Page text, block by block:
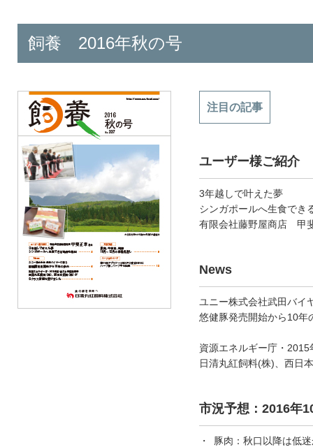
飼養 2016年秋の号
注目の記事
ユーザー様ご紹介
3年越しで叶えた夢
シンガポールへ生食でき
有限会社藤野屋商店 甲
News
ユニー株式会社武田バイ
悠健豚発売開始から10年
資源エネルギー庁・
日清丸紅飼料(株)、西日
市況予想：2016年
豚肉： 秋口以降は低